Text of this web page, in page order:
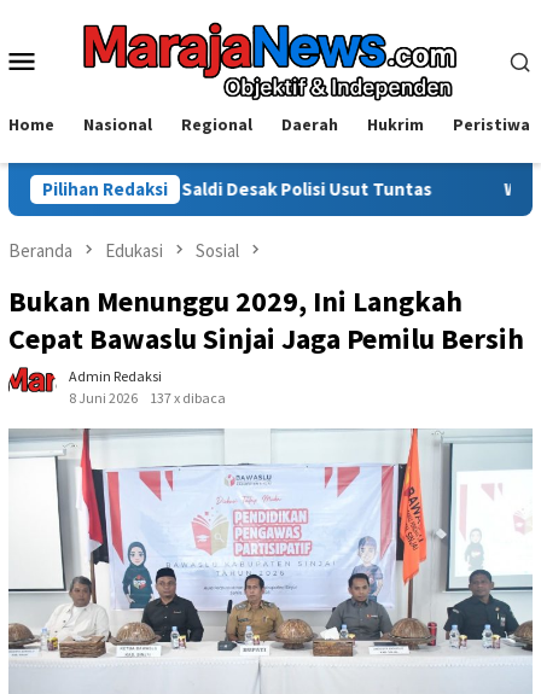
konten
Menu
Home Nasional Regional Daerah Hukrim Peristiwa
Pilihan Redaksi
Saldi Desak Polisi Usut Tuntas Warga Sinjai Tewas
Beranda Edukasi Sosial
Bukan Menunggu 2029, Ini Langkah
Cepat Bawaslu Sinjai Jaga Pemilu Bersih
Admin Redaksi
8 Juni 2026
137 x dibaca